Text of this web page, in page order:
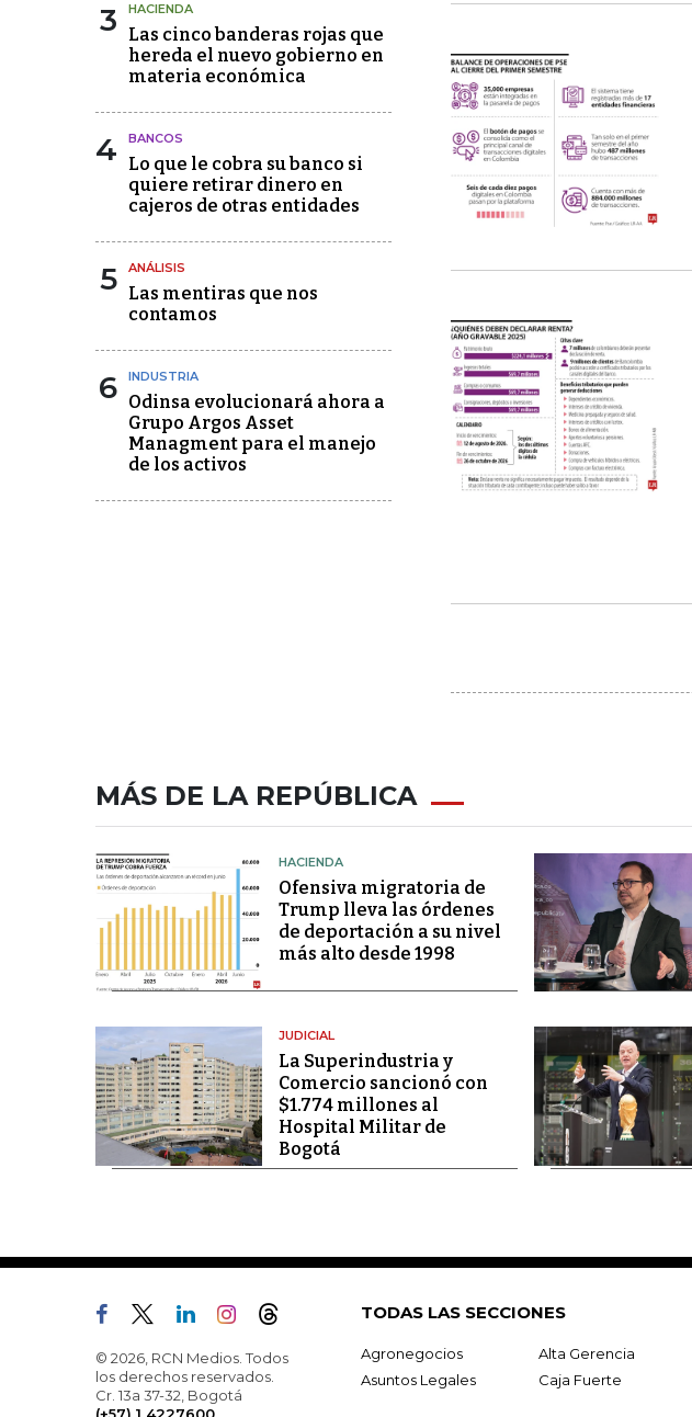
3 HACIENDA
Las cinco banderas rojas que
hereda el nuevo gobierno en
materia económica
4 BANCOS
Lo que le cobra su banco si
quiere retirar dinero en
cajeros de otras entidades
5 ANÁLISIS
Las mentiras que nos
contamos
6 INDUSTRIA
Odinsa evolucionará ahora a
Grupo Argos Asset
Managment para el manejo
de los activos
MÁS DE LA REPÚBLICA
HACIENDA
Ofensiva migratoria de
Trump lleva las órdenes
de deportación a su nivel
más alto desde 1998
JUDICIAL
La Superindustria y
Comercio sancionó con
$1.774 millones al
Hospital Militar de
Bogotá
© 2026, RCN Medios. Todos
los derechos reservados.
Cr. 13a 37-32, Bogotá
TODAS LAS SECCIONES
Agronegocios Alta Gerencia
Asuntos Legales
Caja Fuerte